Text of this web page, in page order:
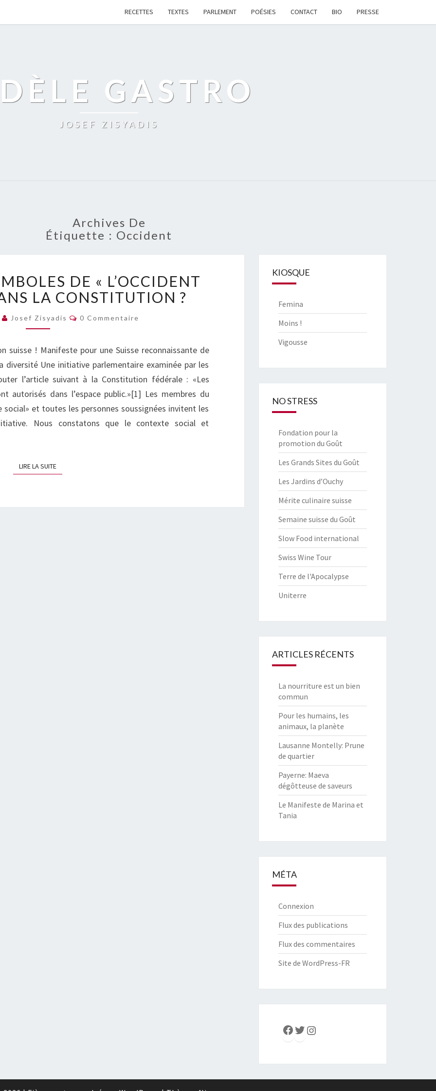
RECETTES TEXTES PARLEMENT POÉSIES CONTACT BIO PRESSE
GASTRO
JOSEF ZISYADIS
Archives De
Étiquette : Occident
LES
SYMBOLES
DE
« L’OCCIDENT
CHRÉTIEN »
LA
CONSTITUTION
?
DE « L’OCCIDENT
LA CONSTITUTION ?
Josef Zisyadis Commentaires
0 Commentaire
suisse ! Manifeste pour une Suisse reconnaissante de
Une initiative parlementaire examinée par les
l’article suivant à la Constitution fédérale : «Les
autorisés dans l’espace public.»[1] Les membres du
et toutes les personnes soussignées invitent les
Nous constatons que le contexte social et
LIRE LA SUITELIRE LA SUITE
KIOSQUE
Femina
Moins !
Vigousse
NO STRESS
Fondation pour la
promotion du Goût
Les Grands Sites du Goût
Les Jardins d’Ouchy
Mérite culinaire suisse
Semaine suisse du Goût
Slow Food international
Swiss Wine Tour
Terre de l'Apocalypse
Uniterre
ARTICLES RÉCENTS
La nourriture est un bien
commun
Pour les humains, les
animaux, la planète
Lausanne Montelly: Prune
de quartier
Payerne: Maeva
dégôtteuse de saveurs
Le Manifeste de Marina et
Tania
MÉTA
Connexion
Flux des publications
Flux des commentaires
Site de WordPress-FR
Facebook
Twitter
Instagram